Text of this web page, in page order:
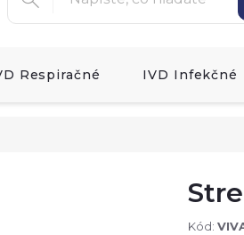
Respiračné IVD Infekčné
Kód: